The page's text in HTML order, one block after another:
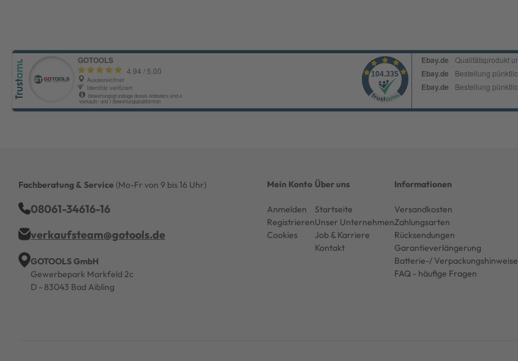
Fachberatung & Service (Mo-Fr von 9 bis 16 Uhr)
08061-34616-16
verkaufsteam@gotools.de
GOTOOLS GmbH
Gewerbepark Markfeld 2c
D - 83043 Bad Aibling
Mein Konto
Anmelden
Registrieren
Cookies
Über uns
Startseite
Unser Unternehmen
Job & Karriere
Kontakt
Informationen
Versandkosten
Zahlungsarten
Rücksendungen
Garantieverlängerung
Batterie-/ Verpackungshinweise
FAQ - häufige Fragen